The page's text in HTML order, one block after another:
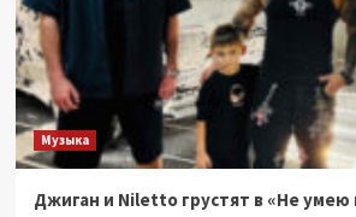
Музыка
Джиган и Niletto грустят в «Не умею